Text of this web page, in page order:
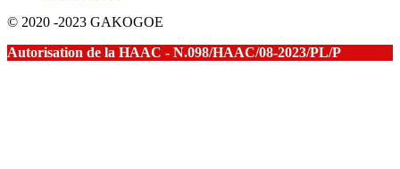
© 2020 -2023 GAKOGOE
Autorisation de la HAAC - N.098/HAAC/08-2023/PL/P